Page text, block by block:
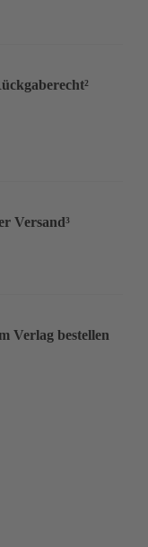
Versand³
Verlag bestellen